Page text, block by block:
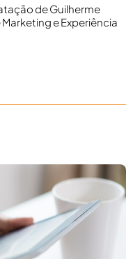
de Guilherme
e Experiência